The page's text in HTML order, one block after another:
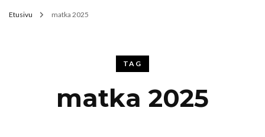
Etusivu matka 2025
TAG
matka 2025